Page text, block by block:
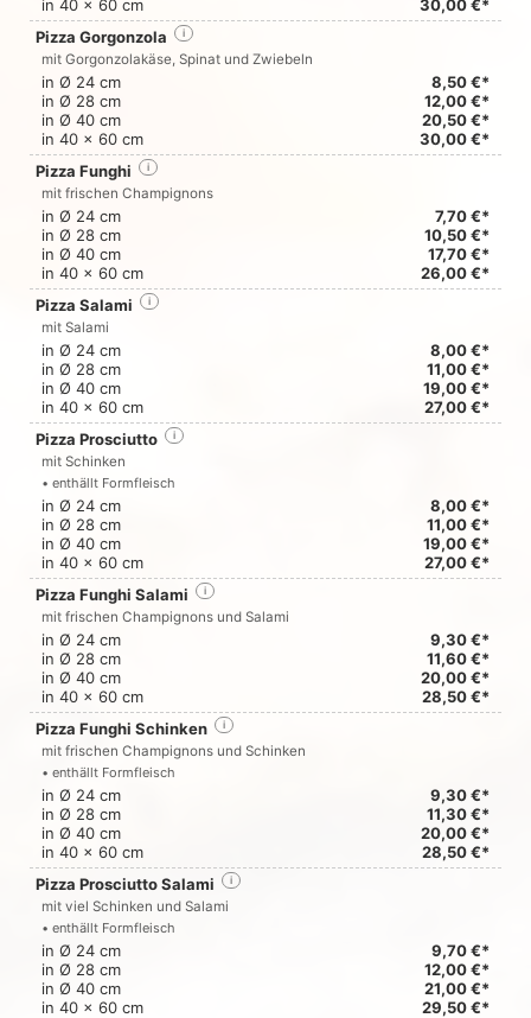
in 40 x 60 cm
30,00 €*
Pizza Gorgonzola
i
mit Gorgonzolakäse, Spinat und Zwiebeln
in Ø 24 cm
8,50 €*
in Ø 28 cm
12,00 €*
in Ø 40 cm
20,50 €*
in 40 x 60 cm
30,00 €*
Pizza Funghi
i
mit frischen Champignons
in Ø 24 cm
7,70 €*
in Ø 28 cm
10,50 €*
in Ø 40 cm
17,70 €*
in 40 x 60 cm
26,00 €*
Pizza Salami
i
mit Salami
in Ø 24 cm
8,00 €*
in Ø 28 cm
11,00 €*
in Ø 40 cm
19,00 €*
in 40 x 60 cm
27,00 €*
Pizza Prosciutto
i
mit Schinken
• enthällt Formfleisch
in Ø 24 cm
8,00 €*
in Ø 28 cm
11,00 €*
in Ø 40 cm
19,00 €*
in 40 x 60 cm
27,00 €*
Pizza Funghi Salami
i
mit frischen Champignons und Salami
in Ø 24 cm
9,30 €*
in Ø 28 cm
11,60 €*
in Ø 40 cm
20,00 €*
in 40 x 60 cm
28,50 €*
Pizza Funghi Schinken
i
mit frischen Champignons und Schinken
• enthällt Formfleisch
in Ø 24 cm
9,30 €*
in Ø 28 cm
11,30 €*
in Ø 40 cm
20,00 €*
in 40 x 60 cm
28,50 €*
Pizza Prosciutto Salami
i
mit viel Schinken und Salami
• enthällt Formfleisch
in Ø 24 cm
9,70 €*
in Ø 28 cm
12,00 €*
in Ø 40 cm
21,00 €*
in 40 x 60 cm
29,50 €*